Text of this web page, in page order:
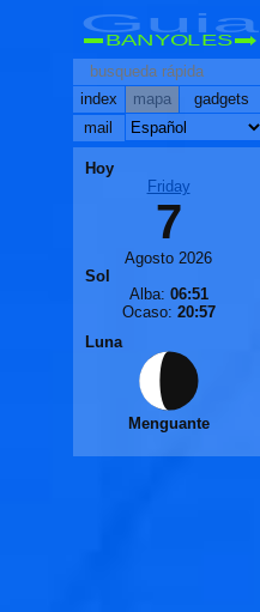
Guia
BANYOLES
index mapa
gadgets
mail
Hoy
Friday
7
Agosto 2026
Sol
Alba: 06:51
Ocaso: 20:57
Luna
Menguante